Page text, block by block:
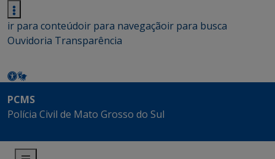
ir para conteúdoir para navegaçãoir para busca
Ouvidoria Transparência
PCMS
Polícia Civil de Mato Grosso do Sul